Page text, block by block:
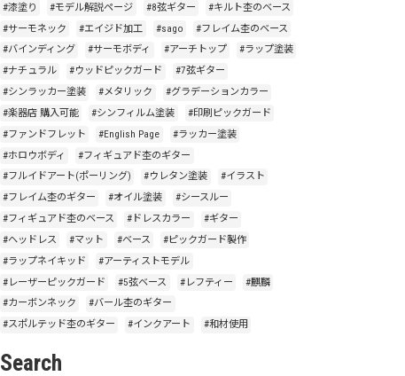
#漆塗り
#モデル解説ページ #8弦ギター
#キルト杢のベース
#サーモネック
#エイジド加工 #sago
#フレイム杢のベース
#バインディング
#サーモボディ #アーチトップ
#ラップ塗装
#ナチュラル
#ウッドピックガード
#7弦ギター
#シンラッカー塗装
#メタリック
#グラデーションカラー
#楽器店 購入可能
#シンフィルム塗装
#印刷ピックガード
#ファンドフレット
#English Page
#ラッカー塗装
#ホロウボディ
#フィギュアド杢のギター
#フルイドアート(ポーリング)
#ウレタン塗装
#イラスト
#フレイム杢のギター
#オイル塗装
#シースルー
#フィギュアド杢のベース
#ドレスカラー
#ギター
#ヘッドレス
#マット #ベース
#ピックガード製作
#ラップネイキッド
#アーティストモデル
#レーザーピックガード
#5弦ベース #レフティー
#麒麟
#カーボンネック
#バール杢のギター
#スポルテッド杢のギター
#インクアート #和材使用
Search